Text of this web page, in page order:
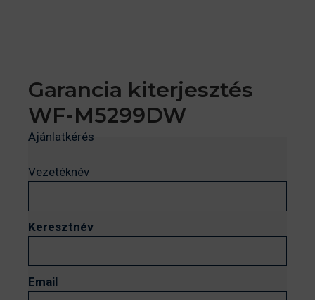
Garancia kiterjesztés
WF-M5299DW
Ajánlatkérés
Vezetéknév
Keresztnév
Email